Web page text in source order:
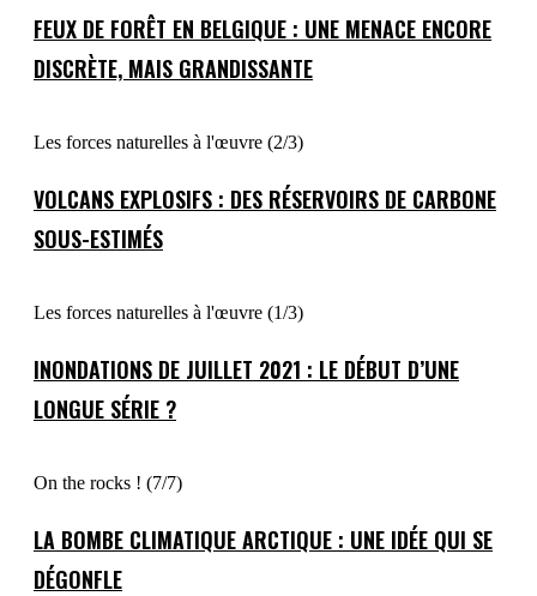
FEUX DE FORÊT EN BELGIQUE : UNE MENACE ENCORE
DISCRÈTE, MAIS GRANDISSANTE
Les forces naturelles à l'œuvre (2/3)
VOLCANS EXPLOSIFS : DES RÉSERVOIRS DE CARBONE
SOUS-ESTIMÉS
Les forces naturelles à l'œuvre (1/3)
INONDATIONS DE JUILLET 2021 : LE DÉBUT D’UNE
LONGUE SÉRIE ?
On the rocks ! (7/7)
LA BOMBE CLIMATIQUE ARCTIQUE : UNE IDÉE QUI SE
DÉGONFLE